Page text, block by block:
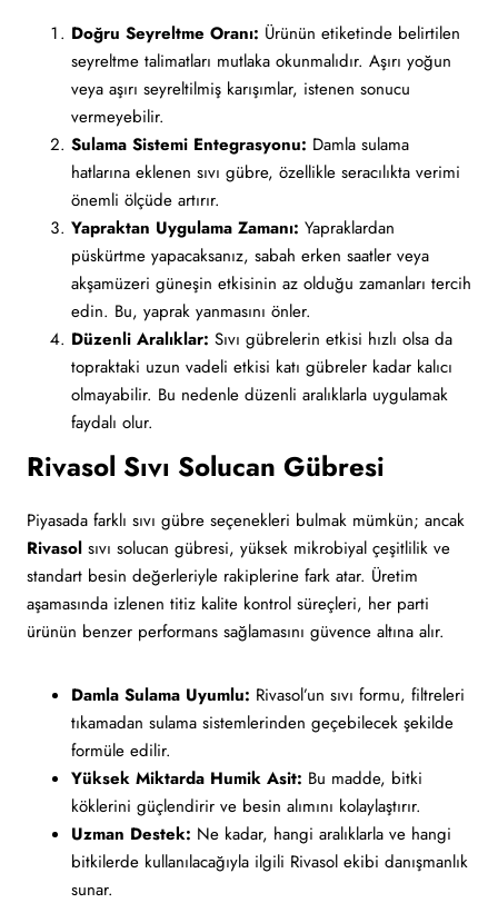
Doğru Seyreltme Oranı: Ürünün etiketinde belirtilen
seyreltme talimatları mutlaka okunmalıdır. Aşırı yoğun
veya aşırı seyreltilmiş karışımlar, istenen sonucu
vermeyebilir.
Sulama Sistemi Entegrasyonu: Damla sulama
hatlarına eklenen sıvı gübre, özellikle seracılıkta verimi
önemli ölçüde artırır.
Yapraktan Uygulama Zamanı: Yapraklardan
püskürtme yapacaksanız, sabah erken saatler veya
akşamüzeri güneşin etkisinin az olduğu zamanları tercih
edin. Bu, yaprak yanmasını önler.
Düzenli Aralıklar: Sıvı gübrelerin etkisi hızlı olsa da
topraktaki uzun vadeli etkisi katı gübreler kadar kalıcı
olmayabilir. Bu nedenle düzenli aralıklarla uygulamak
faydalı olur.
Rivasol Sıvı Solucan Gübresi
Piyasada farklı sıvı gübre seçenekleri bulmak mümkün; ancak
Rivasol sıvı solucan gübresi, yüksek mikrobiyal çeşitlilik ve
standart besin değerleriyle rakiplerine fark atar. Üretim
aşamasında izlenen titiz kalite kontrol süreçleri, her parti
ürünün benzer performans sağlamasını güvence altına alır.
Damla Sulama Uyumlu: Rivasol’un sıvı formu, filtreleri
tıkamadan sulama sistemlerinden geçebilecek şekilde
formüle edilir.
Yüksek Miktarda Humik Asit: Bu madde, bitki
köklerini güçlendirir ve besin alımını kolaylaştırır.
Uzman Destek: Ne kadar, hangi aralıklarla ve hangi
bitkilerde kullanılacağıyla ilgili Rivasol ekibi danışmanlık
sunar.